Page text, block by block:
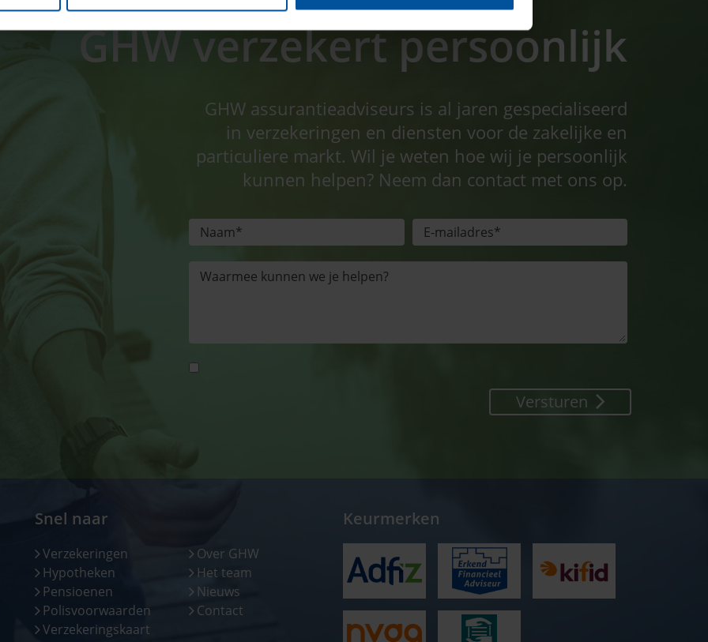
GHW verzekert persoonlijk
GHW assurantieadviseurs is al jaren gespecialiseerd
in verzekeringen en diensten voor de zakelijke en
particuliere markt. Wil je weten hoe wij je persoonlijk
kunnen helpen? Neem dan contact met ons op.
Versturen
Snel naar
Verzekeringen
Hypotheken
Pensioenen
Polisvoorwaarden
Verzekeringskaart
Over GHW
Het team
Nieuws
Contact
Keurmerken